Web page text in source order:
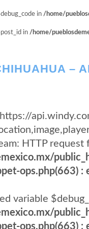
in /home/
in /home/
–
HTTP
ops.php(663) :
variable
ops.php(663) :